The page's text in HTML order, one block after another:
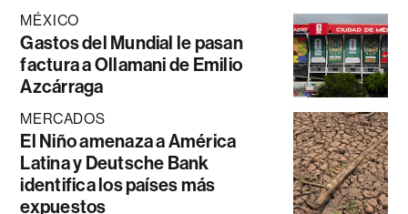
MÉXICO
Gastos del Mundial le pasan
factura a Ollamani de Emilio
Azcárraga
MERCADOS
El Niño amenaza a América
Latina y Deutsche Bank
identifica los países más
expuestos